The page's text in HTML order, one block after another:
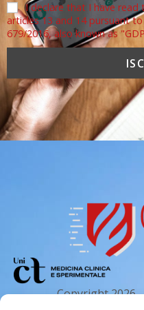
I declare that I have read
articles 13 and 14 pursuant
679/2016, also known as
Copyright 2026